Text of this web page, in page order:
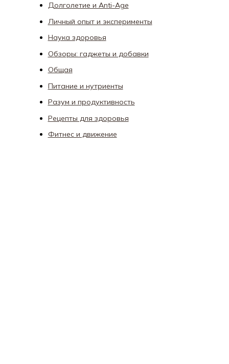
Долголетие и Anti-Age
Личный опыт и эксперименты
Наука здоровья
Обзоры: гаджеты и добавки
Общая
Питание и нутриенты
Разум и продуктивность
Рецепты для здоровья
Фитнес и движение